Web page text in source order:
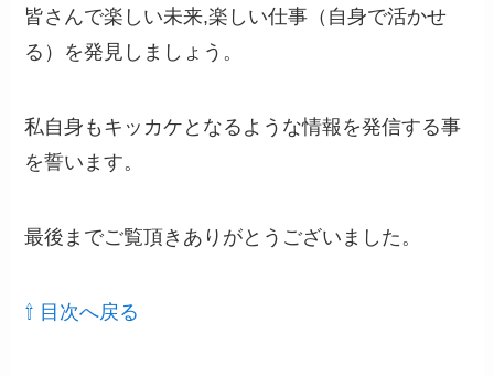
皆さんで楽しい未来,楽しい仕事（自身で活かせ
る）を発見しましょう。
私自身もキッカケとなるような情報を発信する事
を誓います。
最後までご覧頂きありがとうございました。
⇧ 目次へ戻る